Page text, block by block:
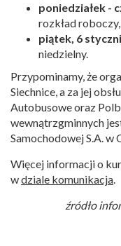
poniedziałek -
rozkład roboczy,
piątek, 6
niedzielny.
Przypominamy, że
Siechnice, a za jej
Autobusowe oraz
wewnątrzgminnych
Samochodowej S.A. w
Więcej informacji o
wdziale komunikacja.
źródło